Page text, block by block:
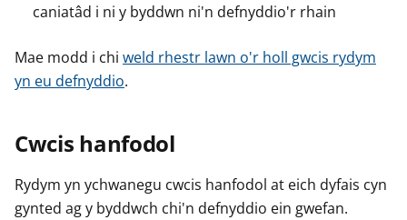
caniatâd i ni y byddwn ni'n defnyddio'r rhain
Mae modd i chi weld rhestr lawn o'r holl gwcis rydym
yn eu defnyddio.
Cwcis hanfodol
Rydym yn ychwanegu cwcis hanfodol at eich dyfais cyn
gynted ag y byddwch chi'n defnyddio ein gwefan.